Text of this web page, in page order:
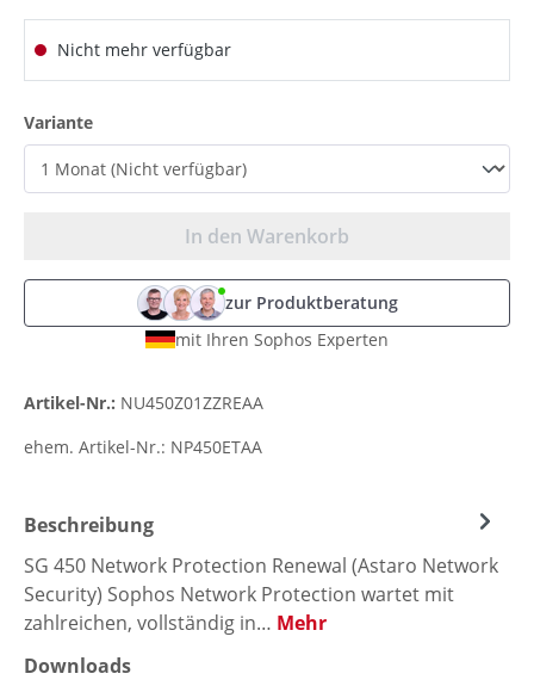
Nicht mehr verfügbar
Varianteauswählen
In den Warenkorb
zur Produktberatung
mit Ihren Sophos Experten
Artikel-Nr.: NU450Z01ZZREAA
ehem. Artikel-Nr.: NP450ETAA
Beschreibung
SG 450 Network Protection Renewal (Astaro Network
Security) Sophos Network Protection wartet mit
zahlreichen, vollständig in… Mehr
Downloads